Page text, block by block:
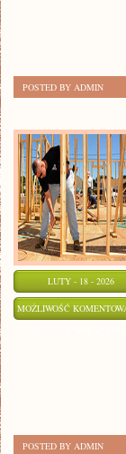
POSTED BY ADMIN
LUTY - 18 - 2026
MOŻLIWOŚĆ
POSTED BY ADMIN